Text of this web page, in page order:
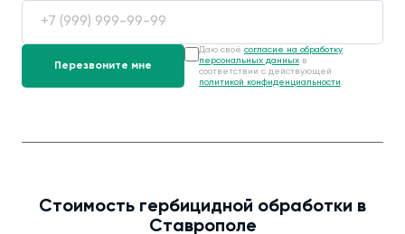
Даю своё согласие на обработку
персональных данных в
соответствии с действующей
политикой конфиденциальности .
Стоимость гербицидной обработки в
Ставрополе